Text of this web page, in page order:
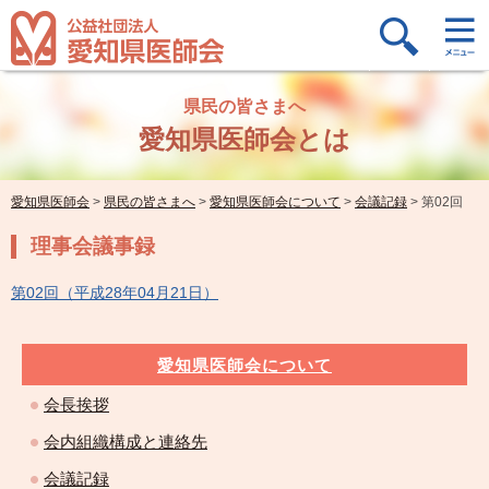
県民の皆さまへ
愛知県医師会とは
愛知県医師会 > 県民の皆さまへ > 愛知県医師会について > 会議記録 > 第02回
理事会議事録
第02回（平成28年04月21日）
愛知県医師会について
会長挨拶
会内組織構成と連絡先
会議記録